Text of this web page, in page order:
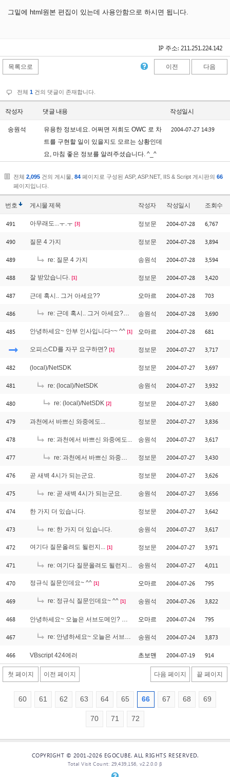
그밑에 html원본 편집이 있는데 사용안함으로 하시면 됩니다.
IP 주소: 211.251.224.142
목록으로 이전 다음
전체 1 건의 댓글이 존재합니다.
작성자 댓글 내용 작성일시
송원석
유용한 정보네요. 어쩌면 저희도 OWC 로 차
트를 구현할 일이 있을지도 모르는 상황인데
요, 마침 좋은 정보를 알려주셨습니다. ^_^
2004-07-27 14:39
전체 2,095 건의 게시물, 84 페이지로 구성된 ASP, ASP.NET, IIS & Script 게시판의 66
페이지입니다.
번호 게시물제목 작성자 작성일시 조회수
491 아무래도...ㅜ.ㅜ [3] 정보문 2004-07-28 6,767
490 질문 4 가지 정보문 2004-07-28 3,894
489 re: 질문 4 가지 송원석 2004-07-28 3,594
488 잘 받았습니다. [1] 정보문 2004-07-28 3,420
487 근데 혹시.. 그거 아세요?? 오마르 2004-07-28 703
486 re: 근데 혹시.. 그거 아세요?? 송원석 2004-07-28 3,690
485 안녕하세요~ 안부 인사입니다~~ ^^ [1] 오마르 2004-07-28 681
오피스CD를 자꾸 요구하면? [1] 정보문 2004-07-27 3,717
482 (local)/NetSDK 정보문 2004-07-27 3,697
481 re: (local)/NetSDK 송원석 2004-07-27 3,932
480 re: (local)/NetSDK [2] 정보문 2004-07-27 3,680
479 과천에서 바쁘신 와중에도... 정보문 2004-07-27 3,836
478 re: 과천에서 바쁘신 와중에도... 송원석 2004-07-27 3,617
477 re: 과천에서 바쁘신 와중에도... 정보문 2004-07-27 3,430
476 곧 새벽 4시가 되는군요. 정보문 2004-07-27 3,626
475 re: 곧 새벽 4시가 되는군요. 송원석 2004-07-27 3,656
474 한 가지 더 있습니다. 정보문 2004-07-27 3,642
473 re: 한 가지 더 있습니다. 송원석 2004-07-27 3,617
472 여기다 질문올려도 될런지... [1] 정보문 2004-07-27 3,971
471 re: 여기다 질문올려도 될런지... 송원석 2004-07-27 4,011
470 정규식 질문인데요~ ^^ [1] 오마르 2004-07-26 795
469 re: 정규식 질문인데요~ ^^ [1] 송원석 2004-07-26 3,822
468 안녕하세요~ 오늘은 서브도메인? 아이디? 에 대한 질문인데요.. 오마르 2004-07-24 795
467 re: 안녕하세요~ 오늘은 서브도메인? 아이디? 에 대한 질문인데요.. 송원석 2004-07-24 3,873
466 VBscript 424에러 초보맨 2004-07-19 914
첫 페이지 이전 페이지 다음 페이지 끝 페이지
60 61 62 63 64 65 66 67 68 69
70 71 72
COPYRIGHT © 2001-2026 EGOCUBE. ALL RIGHTS RESERVED.
Total Visit Count: 29,439,156, v2.2.0.0 β